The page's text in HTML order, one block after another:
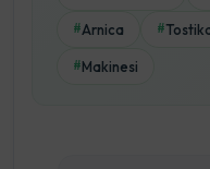
#Arnica #
#Makinesi